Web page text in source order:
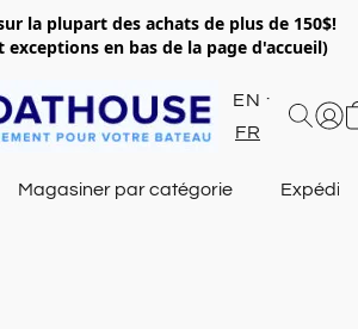
la plupart des achats de plus de 150$!
en bas de la page d'accueil)
EN
FR
Magasiner par catégorie